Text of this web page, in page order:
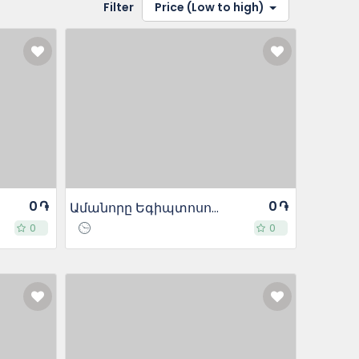
Filter Price (Low to high)
0
0
0 ֏ Ամանորը Եգիպտոսում
0
0
0 ֏